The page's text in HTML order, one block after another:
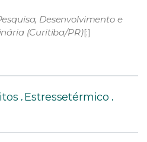
Desenvolvimento e
(Curitiba/PR)[:]
, Estressetérmico ,